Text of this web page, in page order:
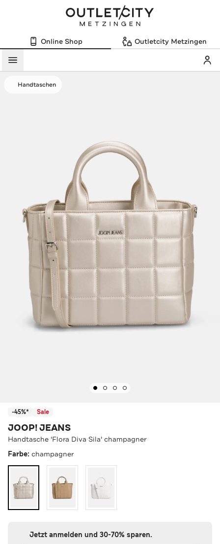
Online Shop Outletcity Metzingen
Menü
Handtaschen
-45%* Sale
JOOP! JEANS
Handtasche 'Flora Diva Sila' champagner
Farbe: champagner
Jetzt anmelden und 30-70% sparen.